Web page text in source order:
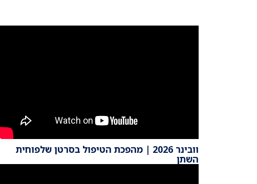
וובינר 2026 | מהפכת הטיפול בסרטן שלפוחית
השתן